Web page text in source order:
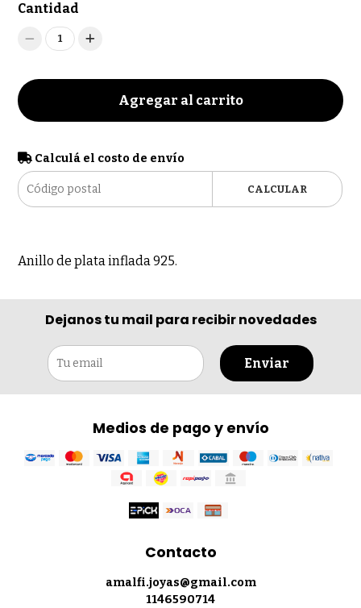
Cantidad
1
Agregar al carrito
Calculá el costo de envío
CALCULAR
Anillo de plata inflada 925.
Dejanos tu mail para recibir novedades
Enviar
Medios de pago y envío
Contacto
amalfi.joyas@gmail.com
1146590714